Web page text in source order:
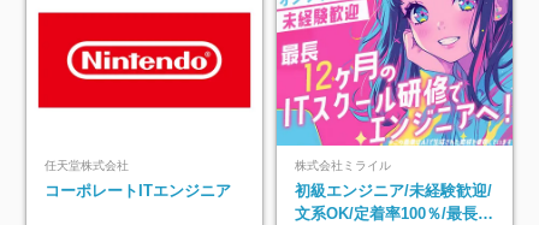
任天堂株式会社
コーポレートITエンジニア
株式会社ミライル
初級エンジニア/未経験歓迎/
文系OK/定着率100％/最長1